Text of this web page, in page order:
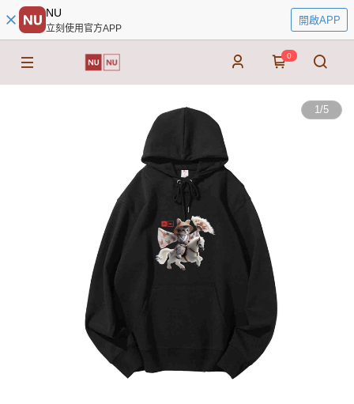
NU
立刻使用官方APP
開啟APP
0
1/5